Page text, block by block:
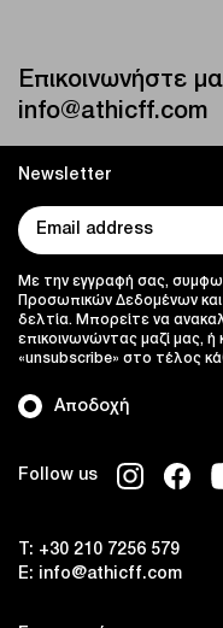
Επικοινωνήστε
info@athicff.com
Follow us
T: +30 210 7256 579
E: info@athicff.com
Newsletter
Αποδοχή
Με την εγγραφή σας,
Προσωπικών Δεδομένων
δελτία. Μπορείτε να
επικοινωνώντας μαζί μας,
«unsubscribe» στο τέλος